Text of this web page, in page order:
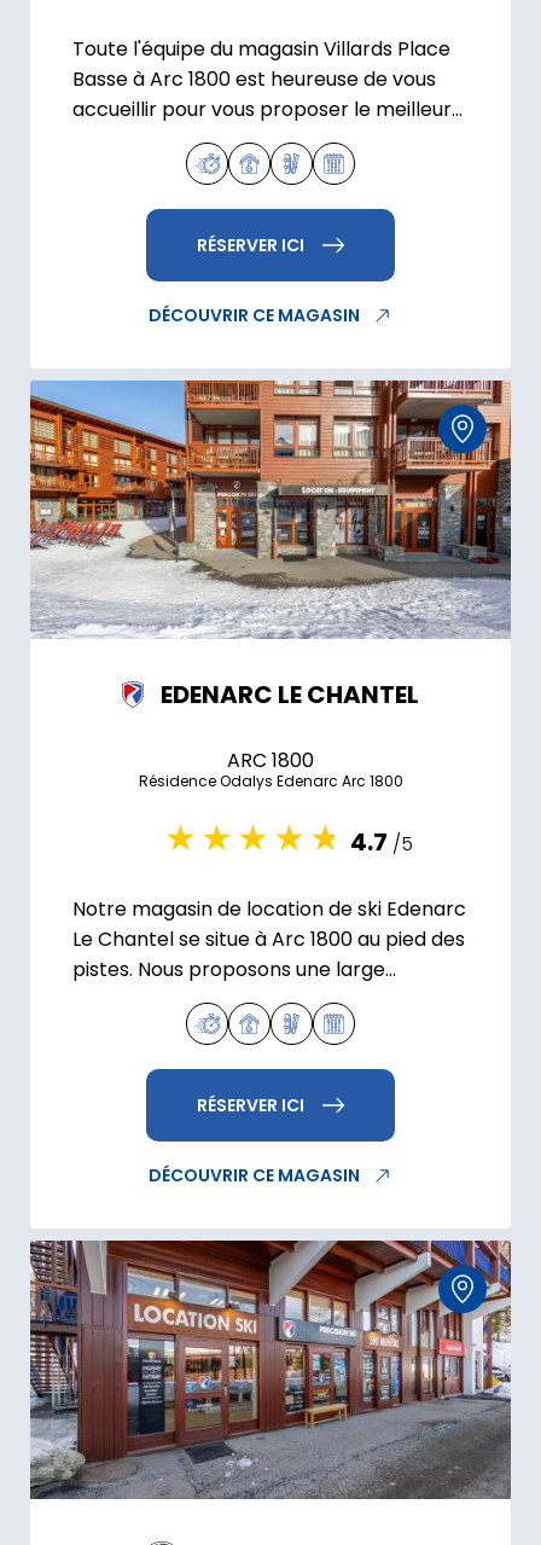
Toute l'équipe du magasin Villards Place
Basse à Arc 1800 est heureuse de vous
accueillir pour vous proposer le meilleur
équipement ski et snowboard possible
pour vos vacances.
RÉSERVER ICI
DÉCOUVRIR CE MAGASIN
EDENARC LE CHANTEL
ARC 1800
Résidence Odalys Edenarc Arc 1800
4.7 /5
Notre magasin de location de ski Edenarc
Le Chantel se situe à Arc 1800 au pied des
pistes. Nous proposons une large
sélection d'équipements.
RÉSERVER ICI
DÉCOUVRIR CE MAGASIN